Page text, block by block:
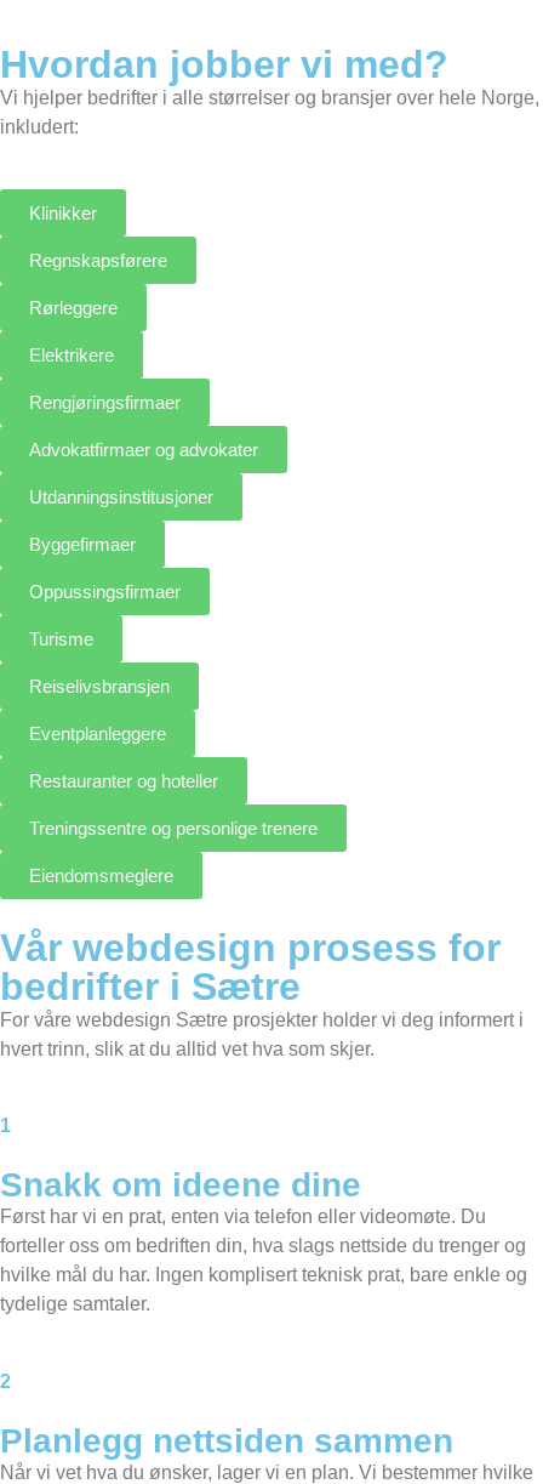
Hvordan jobber vi med?
Vi hjelper bedrifter i alle størrelser og bransjer over hele Norge,
inkludert:
Klinikker
Regnskapsførere
Rørleggere
Elektrikere
Rengjøringsfirmaer
Advokatfirmaer og advokater
Utdanningsinstitusjoner
Byggefirmaer
Oppussingsfirmaer
Turisme
Reiselivsbransjen
Eventplanleggere
Restauranter og hoteller
Treningssentre og personlige trenere
Eiendomsmeglere
Vår webdesign prosess for
bedrifter i Sætre
For våre webdesign Sætre prosjekter holder vi deg informert i
hvert trinn, slik at du alltid vet hva som skjer.
1
Snakk om ideene dine
Først har vi en prat, enten via telefon eller videomøte. Du
forteller oss om bedriften din, hva slags nettside du trenger og
hvilke mål du har. Ingen komplisert teknisk prat, bare enkle og
tydelige samtaler.
2
Planlegg nettsiden sammen​
Når vi vet hva du ønsker, lager vi en plan. Vi bestemmer hvilke